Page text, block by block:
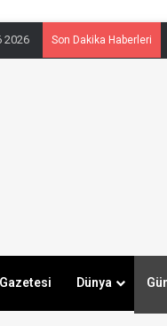
2026 Son Dakika Haberleri
Dünya